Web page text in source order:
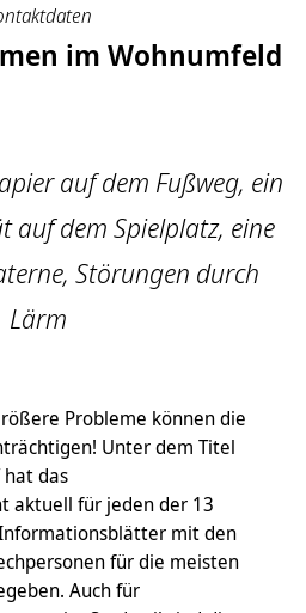
im Wohnumfeld
auf dem Fußweg, ein
auf dem Spielplatz, eine
Störungen durch
Lärm
Probleme können die
Unter dem Titel
hat das
aktuell für jeden der 13
mit den
für die meisten
Auch für